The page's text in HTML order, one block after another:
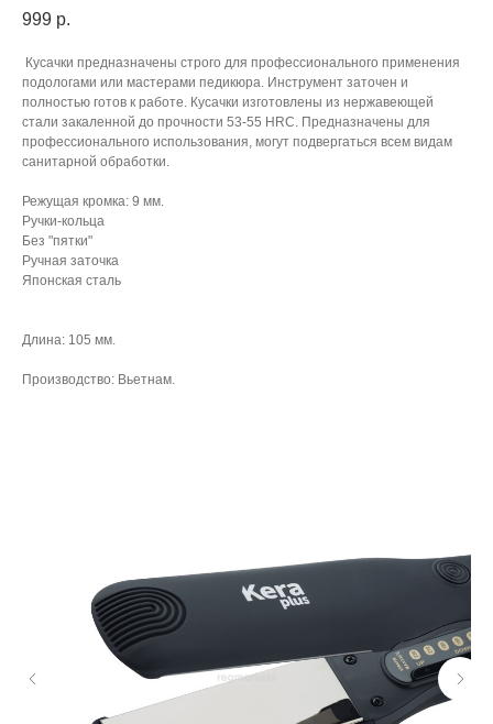
999 р.
Кусачки предназначены строго для профессионального применения
подологами или мастерами педикюра. Инструмент заточен и
полностью готов к работе. Кусачки изготовлены из нержавеющей
стали закаленной до прочности 53-55 HRC. Предназначены для
профессионального использования, могут подвергаться всем видам
санитарной обработки.
Режущая кромка: 9 мм.
Ручки-кольца
Без "пятки"
Ручная заточка
Японская сталь
Длина: 105 мм.
Производство: Вьетнам.